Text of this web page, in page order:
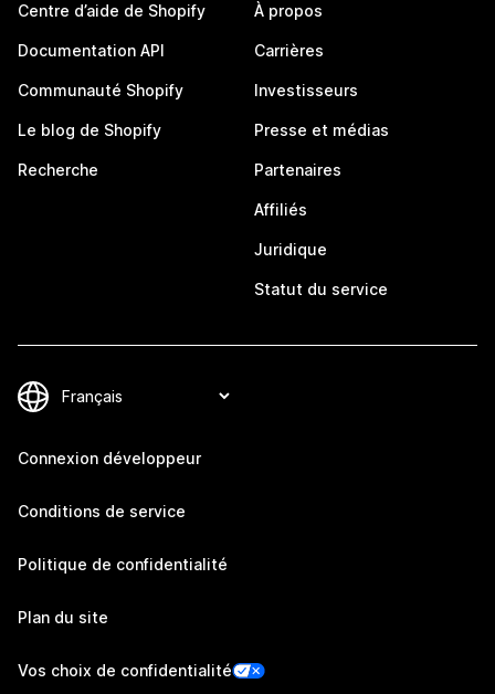
Centre d’aide de Shopify
Documentation API
Communauté Shopify
Le blog de Shopify
Recherche
À propos
Carrières
Investisseurs
Presse et médias
Partenaires
Affiliés
Juridique
Statut du service
Connexion développeur
Conditions de service
Politique de confidentialité
Plan du site
Vos choix de confidentialité